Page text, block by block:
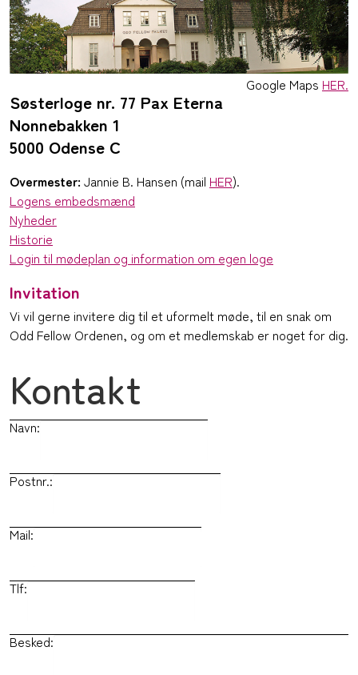
Google Maps HER.
Søsterloge nr. 77 Pax Eterna
Nonnebakken 1
5000 Odense C
Overmester: Jannie B. Hansen (mail HER).
Logens embedsmænd
Nyheder
Historie
Login til mødeplan og information om egen loge
Invitation
Vi vil gerne invitere dig til et uformelt møde, til en snak om
Odd Fellow Ordenen, og om et medlemskab er noget for dig.
Kontakt
Navn:
Postnr.:
Mail:
Tlf:
Besked: